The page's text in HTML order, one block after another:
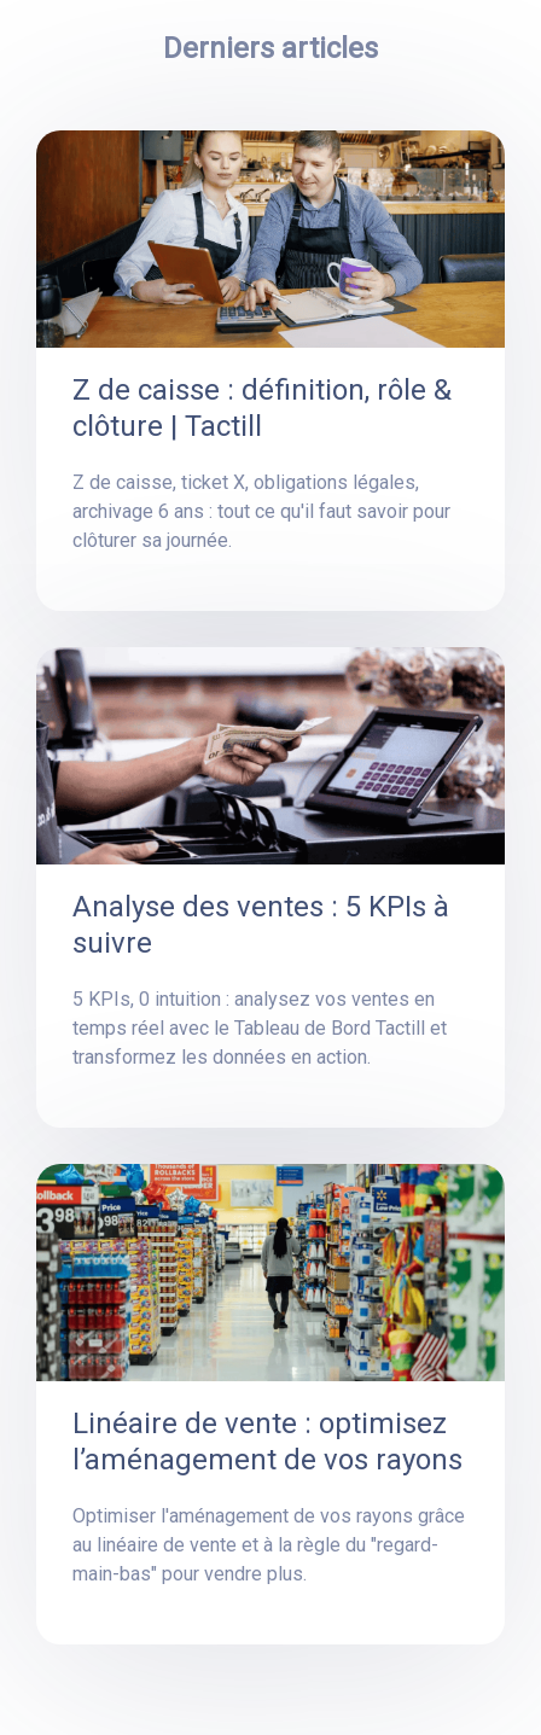
Derniers articles
Z de caisse : définition, rôle &
clôture | Tactill
Z de caisse, ticket X, obligations légales,
archivage 6 ans : tout ce qu'il faut savoir pour
clôturer sa journée.
Analyse des ventes : 5 KPIs à
suivre
5 KPIs, 0 intuition : analysez vos ventes en
temps réel avec le Tableau de Bord Tactill et
transformez les données en action.
Linéaire de vente : optimisez
l’aménagement de vos rayons
Optimiser l'aménagement de vos rayons grâce
au linéaire de vente et à la règle du "regard-
main-bas" pour vendre plus.